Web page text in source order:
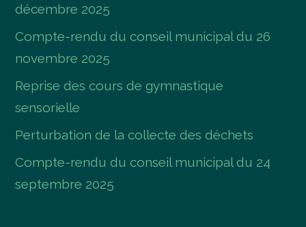
décembre 2025
Compte-rendu du conseil municipal du 26
novembre 2025
Reprise des cours de gymnastique
sensorielle
Perturbation de la collecte des déchets
Compte-rendu du conseil municipal du 24
septembre 2025